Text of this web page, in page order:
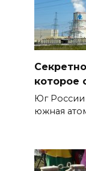
которое
Юг России
южная